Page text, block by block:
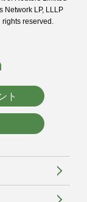
Network LP, LLLP
rights reserved.
ト